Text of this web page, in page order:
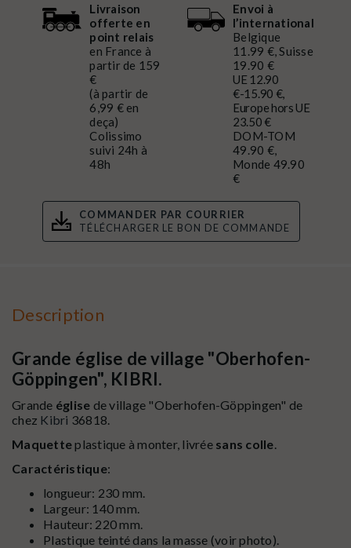
Livraison
offerte en
point relais
en France à
partir de 159
€
(à partir de
6,99 € en
deça)
Colissimo
suivi 24h à
48h
Envoi à
l’international
Belgique
11.99 €, Suisse
19.90 €
UE 12.90
€-15.90 €,
Europe hors UE
23.50 €
DOM-TOM
49.90 €,
Monde 49.90
€
COMMANDER PAR COURRIER
TÉLÉCHARGER LE BON DE COMMANDE
Description
Grande église de village "Oberhofen-
Göppingen", KIBRI.
Grande église de village "Oberhofen-Göppingen" de
chez Kibri 36818.
Maquetteplastique à monter, livrée sans colle
Caractéristique:
longueur: 230 mm.
Largeur: 140 mm.
Hauteur: 220 mm.
Plastique teinté dans la masse (voir photo).